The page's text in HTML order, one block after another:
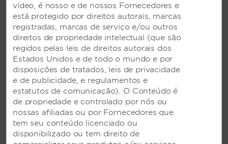
Quarto de hospitalidade
Serviço de quarto
Máquina de gelo
Lavanderia/camareira
Serviço limitado de limpeza
Masseur/massagista
Equipe multilíngue
Serviço junto à piscina
Porteiro/carregador
vídeo, é nosso e de nossos Fornecedores e
está protegido por direitos autorais, marcas
registradas, marcas de serviço e/ou outros
direitos de propriedade intelectual (que são
regidos pelas leis de direitos autorais dos
Estados Unidos e de todo o mundo e por
disposições de tratados, leis de privacidade
e de publicidade, e regulamentos e
estatutos de comunicação). O Conteúdo é
de propriedade e controlado por nós ou
nossas afiliadas ou por Fornecedores que
tem seu conteúdo licenciado ou
disponibilizado ou tem direito de